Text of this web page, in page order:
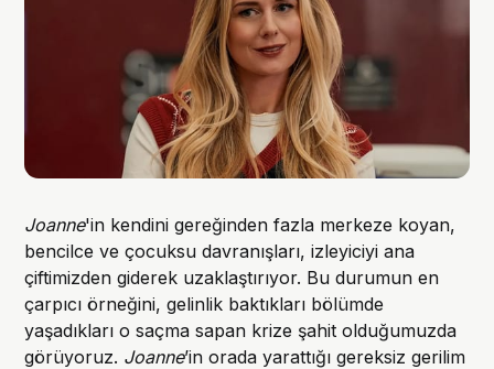
Joanne'in kendini gereğinden fazla merkeze koyan,
bencilce ve çocuksu davranışları, izleyiciyi ana
çiftimizden giderek uzaklaştırıyor. Bu durumun en
çarpıcı örneğini, gelinlik baktıkları bölümde
yaşadıkları o saçma sapan krize şahit olduğumuzda
görüyoruz. Joanne’in orada yarattığı gereksiz gerilim